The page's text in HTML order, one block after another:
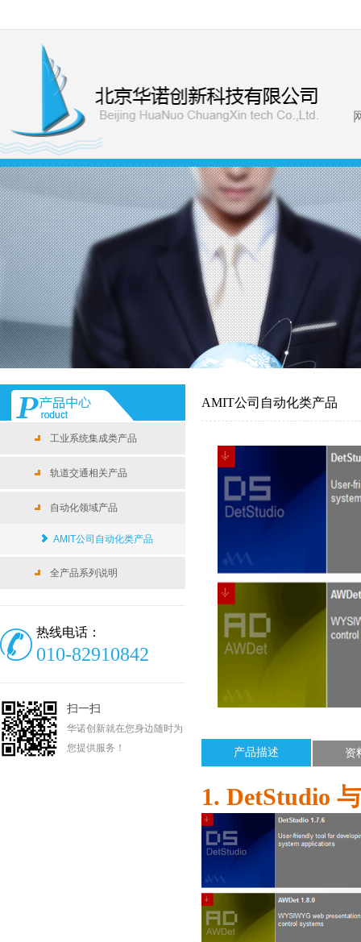
工业系统集成类产品
轨道交通相关产品
自动化领域产品
AMIT公司自动化类产品
全产品系列说明
热线电话：
010-82910842
扫一扫
华诺创新就在您身边随时为
您提供服务！
AMIT公司自动化类产品
产品描述 资
1. DetStudio 与